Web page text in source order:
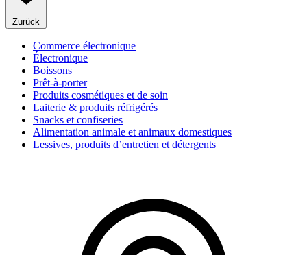
Zurück
Commerce électronique
Électronique
Boissons
Prêt-à-porter
Produits cosmétiques et de soin
Laiterie & produits réfrigérés
Snacks et confiseries
Alimentation animale et animaux domestiques
Lessives, produits d’entretien et détergents